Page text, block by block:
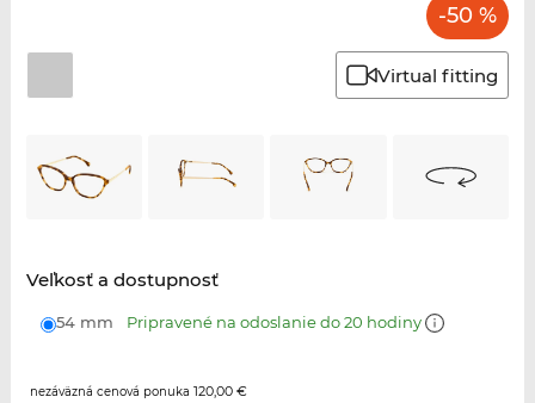
-50 %
Virtual fitting
Veľkosť a dostupnosť
54 mm Pripravené na odoslanie do 20 hodiny
nezáväzná cenová ponuka 120,00 €